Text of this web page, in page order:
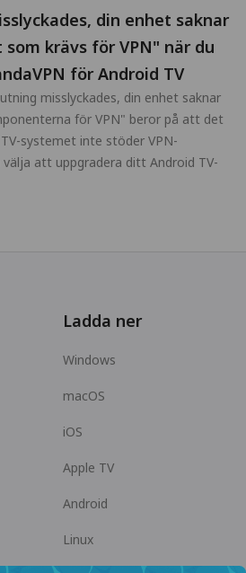
din enhet saknar
krävs för VPN" när du
för Android TV
misslyckades, din enhet saknar
för VPN" beror på att det
systemet inte stöder VPN-
välja att uppgradera ditt Android TV-
Ladda ner
Windows
macOS
iOS
Apple TV
Android
Linux